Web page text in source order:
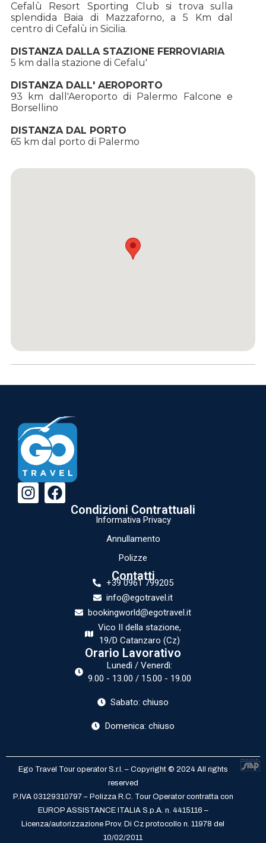
Cefalù Resort Sporting Club si trova sulla
splendida Baia di Mazzaforno, a 5 Km dal
centro di Cefalù in Sicilia.
DISTANZA DALLA STAZIONE FERROVIARIA
5 km dalla stazione di Cefalu'
DISTANZA DALL' AEROPORTO
93 km dall'Aeroporto di Palermo Falcone e
Borsellino
DISTANZA DAL PORTO
65 km dal porto di Palermo
Condizioni Contrattuali
Informativa Privacy
Annullamento
Polizze
Contatti
+39 0961 799205
info@egotravel.it
bookingworld@egotravel.it
Vico II della stazione,
19/D Catanzaro (Cz)
Orario Lavorativo
Lunedì / Venerdì:
9.00 - 13.00 / 15.00 - 19.00
Sabato: chiuso
Domenica: chiuso
Ego Travel Tour operator S.r.l. – Copyright © 2024 All rights
reserved
P.IVA 03129310797 – Polizza R.C. Tour Operator contratta con
EUROP ASSISTANCE ITALIA S.p.A. n. 4415116 –
Licenza/autorizzazione Prov. Di Cz protocollo n. 11978 del
10/02/2011